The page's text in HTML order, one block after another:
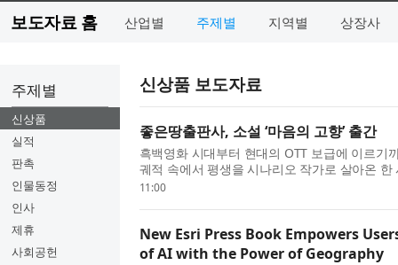
보도자료 홈 산업별 주제별 지역별 상장사
주제별
신상품
실적
판촉
인물동정
인사
제휴
사회공헌
신상품 보도자료
좋은땅출판사, 소설 ‘마음의 고향’ 출간
흑백영화 시대부터 현대의 OTT 보급에 이르기
궤적 속에서 평생을 시나리오 작가로 살아온
아픔을 잔잔하게 그려 낸 박장규 작가의 소설 ‘
11:00
New Esri Press Book Empowers
of AI with the Power of Geography